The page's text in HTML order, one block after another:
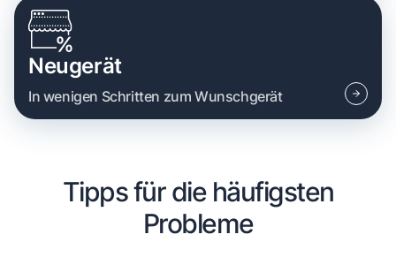
Neugerät
In wenigen Schritten zum Wunschgerät
Tipps für die häufigsten
Probleme